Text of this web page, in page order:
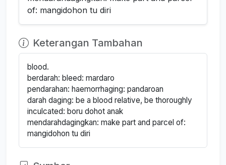
of: mangidohon tu diri
Keterangan Tambahan
blood.
berdarah: bleed: mardaro
pendarahan: haemorrhaging: pandaroan
darah daging: be a blood relative, be thoroughly
inculcated: boru dohot anak
mendarahdagingkan: make part and parcel of:
mangidohon tu diri